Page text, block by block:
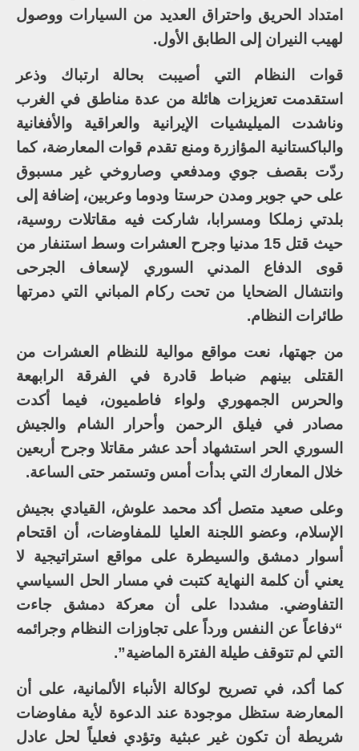
امتداد الحريق واحتراق العديد من السيارات ووصول
لهيب النيران إلى الطابق الأول.
قوات النظام التي أصيبت بحالة ارتباك وذعر
استقدمت تعزيزات هائلة من عدة مناطق في الغرب
وناشدت الميليشيات الإيرانية والعراقية والأفغانية
والباكستانية المؤازرة ومنع تقدم قوات المعارضة، كما
ردّت بقصف جوي ومدفعي وصاروخي غير مسبوق
على حي جوبر ومدن حرستا ودوما وعربين، إضافة إلى
بلدتي زملكا ومسرابا، شاركت فيه مقاتلات روسية،
حيث قتل 15 مدنيا وجرح العشرات وسط استنفار من
قوى الدفاع المدني السوري لإسعاف الجرحى
وانتشال الضحايا من تحت ركام المباني التي دمرتها
طائرات النظام.
من جهتها، نعت مواقع موالية للنظام العشرات من
القتلى بينهم ضباط قادرة في الفرقة الرابهعة
والحرس الجمهوري ولواء فاطميون، فيما أكدت
مصادر في فيلق الرحمن وأحرار الشام والجيش
السوري الحر استشهاد أحد عشر مقاتلا وجرح أربعين
خلال المعارك التي بدأت أمس وتستمر حتى الساعة.
وعلى صعيد متصل أكد محمد علوش، القيادي بجيش
الإسلام، وعضو اللجنة العليا للمفاوضات، أن اقتحام
أسوار دمشق والسيطرة على مواقع استراتيجية لا
يعني أن كلمة النهاية كتبت في مسار الحل السياسي
التفاوضي. مشددا على أن معركة دمشق جاءت
“دفاعاً عن النفس ورداً على تجاوزات النظام وجرائمه
التي لم تتوقف طيلة الفترة الماضية”.
كما أكد، في تصريح لوكالة الأنباء الألمانية، على أن
المعارضة ستظل موجودة عند الدعوة لأية مفاوضات
شريطة أن تكون غير عبثية وتؤدي فعلياً لحل عادل